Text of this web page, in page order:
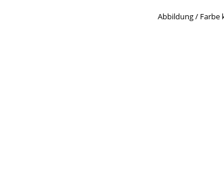
Abbildung / Farbe